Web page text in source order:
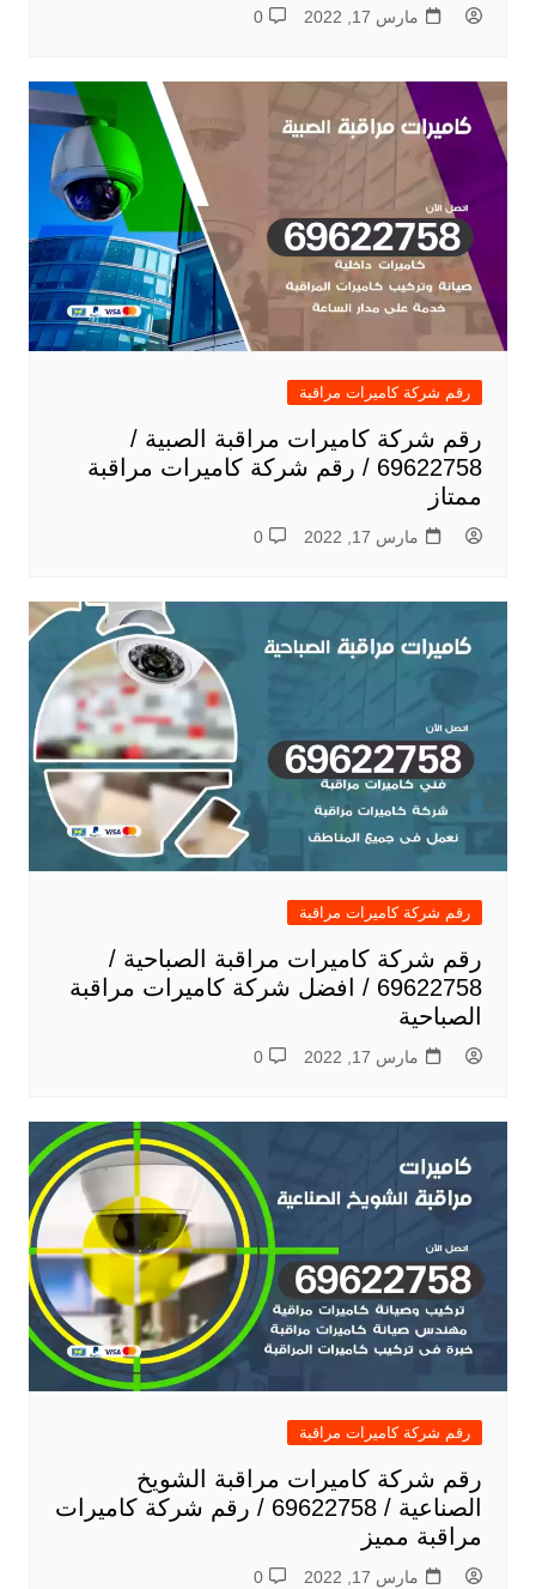
مارس 17, 2022 0
رقم شركة كاميرات مراقبة
رقم شركة كاميرات مراقبة الصبية /
69622758 / رقم شركة كاميرات مراقبة
ممتاز
مارس 17, 2022 0
رقم شركة كاميرات مراقبة
رقم شركة كاميرات مراقبة الصباحية /
69622758 / افضل شركة كاميرات مراقبة
الصباحية
مارس 17, 2022 0
رقم شركة كاميرات مراقبة
رقم شركة كاميرات مراقبة الشويخ
الصناعية / 69622758 / رقم شركة كاميرات
مراقبة مميز
مارس 17, 2022 0